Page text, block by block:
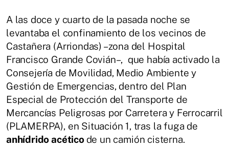
A las doce y cuarto de la pasada noche se
levantaba el confinamiento de los vecinos de
Castañera (Arriondas) –zona del Hospital
Francisco Grande Covián–, que había activado la
Consejería de Movilidad, Medio Ambiente y
Gestión de Emergencias, dentro del Plan
Especial de Protección del Transporte de
Mercancías Peligrosas por Carretera y Ferrocarril
(PLAMERPA), en Situación 1, tras la fuga de
anhídrido acético de un camión cisterna.